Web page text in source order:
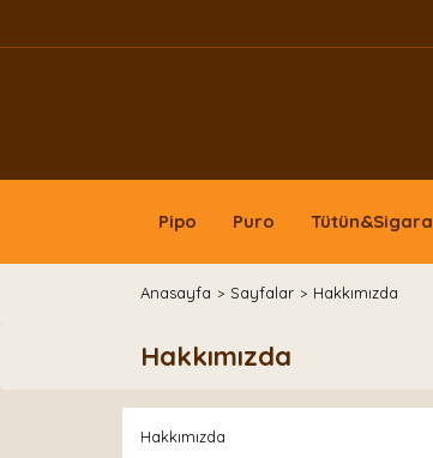
Pipo Puro Tütün&Sigara
Anasayfa Sayfalar Hakkımızda
Hakkımızda
Hakkımızda